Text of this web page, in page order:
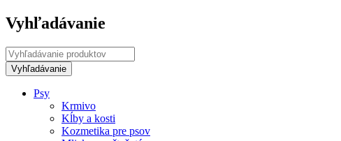
Vyhľadávanie
Psy
Krmivo
Kĺby a kosti
Kozmetika pre psov